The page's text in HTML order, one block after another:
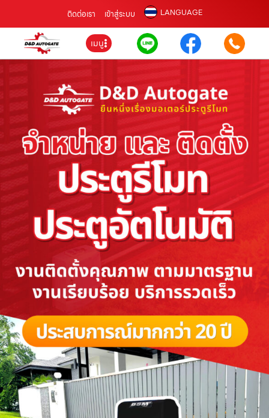
ติดต่อเรา เข้าสู่ระบบ LANGUAGE
เมนู